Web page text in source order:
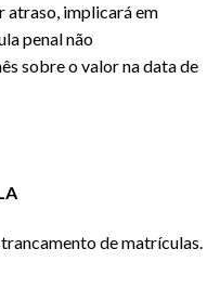
atraso, implicará em
penal não
sobre o valor na data de
de matrículas.